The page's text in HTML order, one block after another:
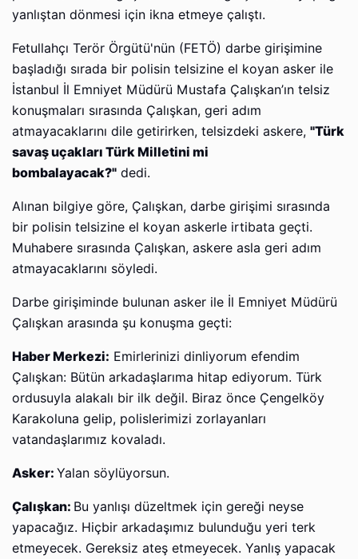
yanlıştan dönmesi için ikna etmeye çalıştı.
Fetullahçı Terör Örgütü'nün (FETÖ) darbe girişimine
başladığı sırada bir polisin telsizine el koyan asker ile
İstanbul İl Emniyet Müdürü Mustafa Çalışkan’ın telsiz
konuşmaları sırasında Çalışkan, geri adım
atmayacaklarını dile getirirken, telsizdeki askere, "Türk
savaş uçakları Türk Milletini mi
bombalayacak?" dedi.
Alınan bilgiye göre, Çalışkan, darbe girişimi sırasında
bir polisin telsizine el koyan askerle irtibata geçti.
Muhabere sırasında Çalışkan, askere asla geri adım
atmayacaklarını söyledi.
Darbe girişiminde bulunan asker ile İl Emniyet Müdürü
Çalışkan arasında şu konuşma geçti:
Haber Merkezi: Emirlerinizi dinliyorum efendim
Çalışkan: Bütün arkadaşlarıma hitap ediyorum. Türk
ordusuyla alakalı bir ilk değil. Biraz önce Çengelköy
Karakoluna gelip, polislerimizi zorlayanları
vatandaşlarımız kovaladı.
Asker: Yalan söylüyorsun.
Çalışkan: Bu yanlışı düzeltmek için gereği neyse
yapacağız. Hiçbir arkadaşımız bulunduğu yeri terk
etmeyecek. Gereksiz ateş etmeyecek. Yanlış yapacak